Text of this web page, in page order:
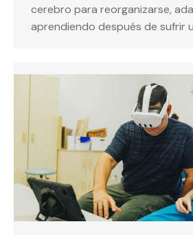
cerebro para reorganizarse,
aprendiendo después de sufrir